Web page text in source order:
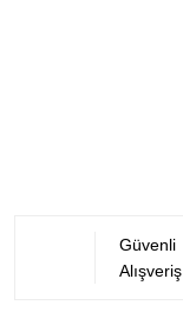
Güvenli
Alışveriş